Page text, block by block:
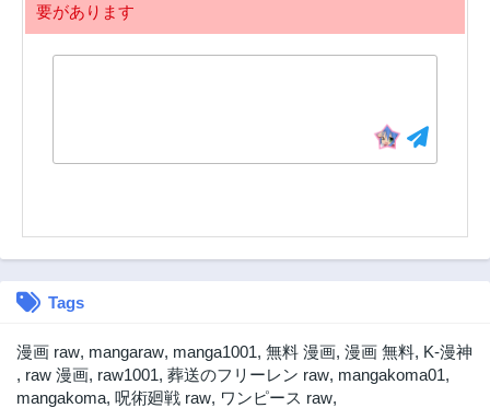
要があります
Tags
漫画 raw, mangaraw, manga1001, 無料 漫画, 漫画 無料, K-漫神
, raw 漫画, raw1001, 葬送のフリーレン raw, mangakoma01,
mangakoma, 呪術廻戦 raw, ワンピース raw,